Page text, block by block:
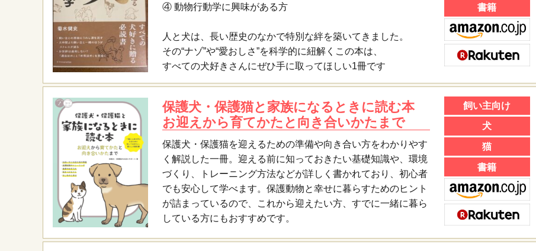
④ 動物行動学に興味がある方
人と犬は、長い歴史のなかで特別な絆を築いてきました。
その“ナゾ”や“愛おしさ”を科学的に紐解くこの本は、
すべての犬好きさんにぜひ手に取ってほしい1冊です
書籍
保護犬・保護猫と家族になるときに読む本
お迎えから育てかたと向き合いかたまで
保護犬・保護猫を迎えるための準備や向き合い方をわかりやす
く解説した一冊。迎える前に知っておきたい基礎知識や、環境
づくり、トレーニング方法などが詳しく書かれており、初心者
でも安心して学べます。保護動物と幸せに暮らすためのヒント
が詰まっているので、これから迎えたい方、すでに一緒に暮ら
している方にもおすすめです。
飼い主向け
犬
猫
書籍